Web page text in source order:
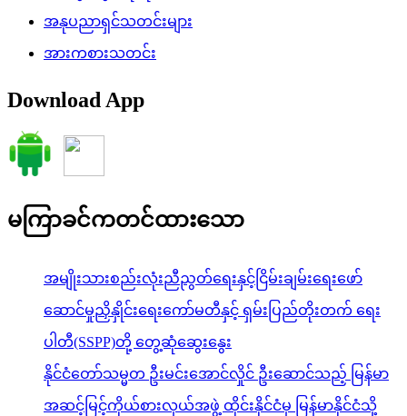
အနုပညာရှင်သတင်းများ
အားကစားသတင်း
Download App
မကြာခင်ကတင်ထားသော
အမျိုးသားစည်းလုံးညီညွတ်ရေးနှင့်ငြိမ်းချမ်းရေးဖော်
ဆောင်မှုညှိနှိုင်းရေးကော်မတီနှင့် ရှမ်းပြည်တိုးတက် ရေး
ပါတီ(SSPP)တို့ တွေ့ဆုံဆွေးနွေး
နိုင်ငံတော်သမ္မတ ဦးမင်းအောင်လှိုင် ဦးဆောင်သည့် မြန်မာ
အဆင့်မြင့်ကိုယ်စားလှယ်အဖွဲ့ ထိုင်းနိုင်ငံမှ မြန်မာနိုင်ငံသို့